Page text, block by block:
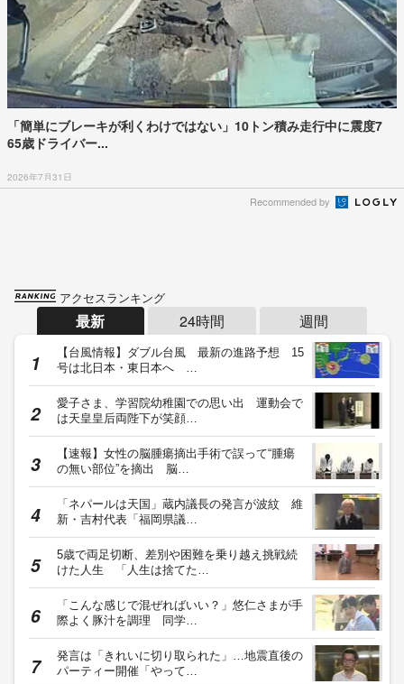
「簡単にブレーキが利くわけではない」10トン積み走行中に震度7
65歳ドライバー...
2026年7月31日
Recommended by
アクセスランキング
最新 24時間 週間
【台風情報】ダブル台風 最新の進路予想 15
号は北日本・東日本へ …
愛子さま、学習院幼稚園での思い出 運動会で
は天皇皇后両陛下が笑顔…
【速報】女性の脳腫瘍摘出手術で誤って“腫瘍
の無い部位”を摘出 脳…
「ネパールは天国」蔵内議長の発言が波紋 維
新・吉村代表「福岡県議…
5歳で両足切断、差別や困難を乗り越え挑戦続
けた人生 「人生は捨てた…
「こんな感じで混ぜればいい？」悠仁さまが手
際よく豚汁を調理 同学…
発言は「きれいに切り取られた」…地震直後の
パーティー開催「やって…